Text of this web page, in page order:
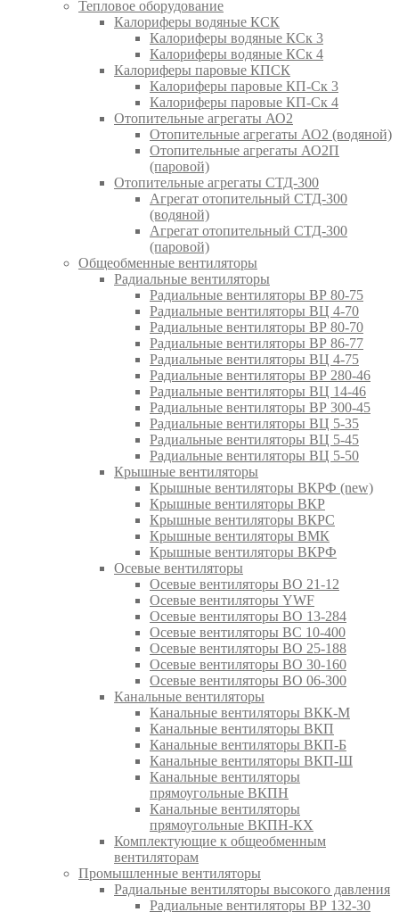
Тепловое оборудование
Калориферы водяные КСК
Калориферы водяные КСк 3
Калориферы водяные КСк 4
Калориферы паровые КПСК
Калориферы паровые КП-Ск 3
Калориферы паровые КП-Ск 4
Отопительные агрегаты АО2
Отопительные агрегаты АО2 (водяной)
Отопительные агрегаты АО2П
(паровой)
Отопительные агрегаты СТД-300
Агрегат отопительный СТД-300
(водяной)
Агрегат отопительный СТД-300
(паровой)
Общеобменные вентиляторы
Радиальные вентиляторы
Радиальные вентиляторы ВР 80-75
Радиальные вентиляторы ВЦ 4-70
Радиальные вентиляторы ВР 80-70
Радиальные вентиляторы ВР 86-77
Радиальные вентиляторы ВЦ 4-75
Радиальные вентиляторы ВР 280-46
Радиальные вентиляторы ВЦ 14-46
Радиальные вентиляторы ВР 300-45
Радиальные вентиляторы ВЦ 5-35
Радиальные вентиляторы ВЦ 5-45
Радиальные вентиляторы ВЦ 5-50
Крышные вентиляторы
Крышные вентиляторы ВКРФ (new)
Крышные вентиляторы ВКР
Крышные вентиляторы ВКРС
Крышные вентиляторы ВМК
Крышные вентиляторы ВКРФ
Осевые вентиляторы
Осевые вентиляторы ВО 21-12
Осевые вентиляторы YWF
Осевые вентиляторы ВО 13-284
Осевые вентиляторы ВС 10-400
Осевые вентиляторы ВО 25-188
Осевые вентиляторы ВО 30-160
Осевые вентиляторы ВО 06-300
Канальные вентиляторы
Канальные вентиляторы ВКК-М
Канальные вентиляторы ВКП
Канальные вентиляторы ВКП-Б
Канальные вентиляторы ВКП-Ш
Канальные вентиляторы
прямоугольные ВКПН
Канальные вентиляторы
прямоугольные ВКПН-КХ
Комплектующие к общеобменным
вентиляторам
Промышленные вентиляторы
Радиальные вентиляторы высокого давления
Радиальные вентиляторы ВР 132-30